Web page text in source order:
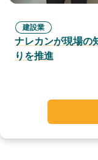
建設業
ナレカンが現場の
りを推進